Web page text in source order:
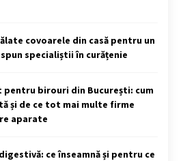
covoarele din casă pentru un
specialiștii în curățenie
pentru birouri din București: cum
și de ce tot mai multe firme
aparate
ce înseamnă și pentru ce